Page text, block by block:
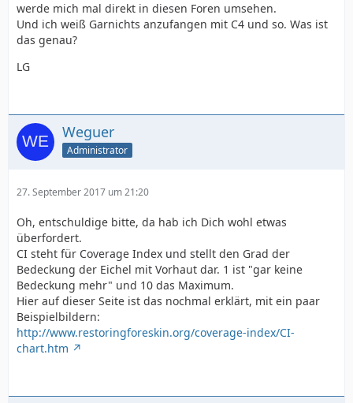
werde mich mal direkt in diesen Foren umsehen.
Und ich weiß Garnichts anzufangen mit C4 und so. Was ist
das genau?
LG
Weguer
Administrator
27. September 2017 um 21:20
Oh, entschuldige bitte, da hab ich Dich wohl etwas
überfordert.
CI steht für Coverage Index und stellt den Grad der
Bedeckung der Eichel mit Vorhaut dar. 1 ist "gar keine
Bedeckung mehr" und 10 das Maximum.
Hier auf dieser Seite ist das nochmal erklärt, mit ein paar
Beispielbildern:
http://www.restoringforeskin.org/coverage-index/CI-
chart.htm